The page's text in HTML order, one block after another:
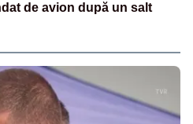
de avion după un salt